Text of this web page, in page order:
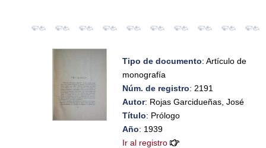
Tipo de documento: Artículo de
monografía
Núm. de registro: 2191
Autor: Rojas Garcidueñas, José
Título: Prólogo
Año: 1939
Ir al registro